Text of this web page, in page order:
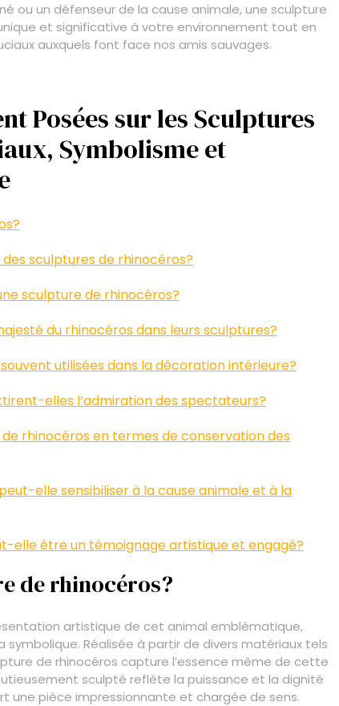
ou un défenseur de la cause animale, une sculpture
et significative à votre environnement tout en
auxquels font face nos amis sauvages.
Posées sur les Sculptures
Symbolisme et
sculptures de rhinocéros?
sculpture de rhinocéros?
du rhinocéros dans leurs sculptures?
utilisées dans la décoration intérieure?
elles l’admiration des spectateurs?
rhinocéros en termes de conservation des
elle sensibiliser à la cause animale et à la
elle être un témoignage artistique et engagé?
de rhinocéros?
artistique de cet animal emblématique,
Réalisée à partir de divers matériaux tels
de rhinocéros capture l’essence même de cette
sculpté reflète la puissance et la dignité
une pièce impressionnante et chargée de sens.